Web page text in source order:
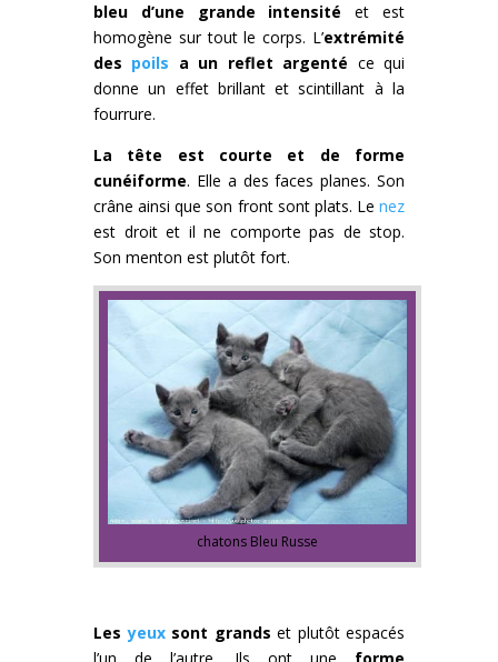
bleu
d’une grande intensité et est
homogène sur tout le corps. L’extrémité
des poils a un reflet argenté ce qui
donne un effet brillant et scintillant à la
fourrure.
La tête est courte et de forme
cunéiforme. Elle a des faces planes. Son
crâne ainsi que son front sont plats. Le nez
est droit et il ne comporte pas de stop.
Son menton est plutôt fort.
chatons Bleu Russe
Lesyeuxsont grands et plutôt espacés
l’un de l’autre. Ils ont une forme